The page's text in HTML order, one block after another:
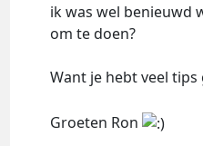
ik was wel benieuwd
om te doen?
Want je hebt veel tips
Groeten Ron